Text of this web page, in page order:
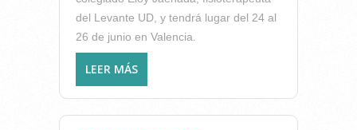
del Levante UD, y tendrá lugar del 24 al
26 de junio en Valencia.
LEER MÁS
MONOGRÁFICO DEL ICOFCV: